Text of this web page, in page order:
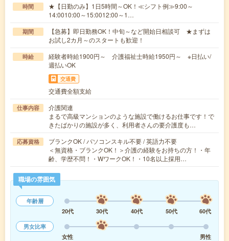
時間
★【日勤のみ】1日5時間～OK！≪シフト例≫9:00～
14:0010:00～15:0012:00～1…
期間
【急募】即日勤務OK！中旬～など開始日相談可 ★まずは
お試し2カ月～のスタートも歓迎！
時給
経験者時給1900円～ 介護福祉士時給1950円～ ※日払い/
週払いOK
交通費
交通費全額支給
仕事内容
介護関連
まるで高級マンションのような施設で働けるお仕事です！で
きたばかりの施設が多く、利用者さんの要介護度も…
応募資格
ブランクOK / パソコンスキル不要 / 英語力不要
＜無資格・ブランクOK！＞介護の経験をお持ちの方！・年
齢、学歴不問！・WワークOK！・10名以上採用…
職場の雰囲気
年齢層
20代
30代 40代 50代
60代
男女比率
女性
男性